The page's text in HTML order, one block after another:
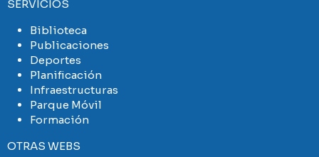
SERVICIOS
Biblioteca
Publicaciones
Deportes
Planificación
Infraestructuras
Parque Móvil
Formación
OTRAS WEBS